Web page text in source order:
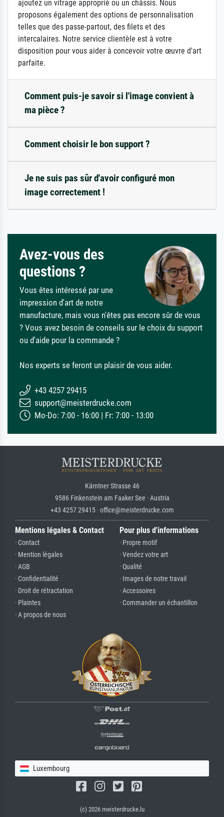
ajoutez un vitrage approprié ou un châssis. Nous
proposons également des options de personnalisation
telles que des passe-partout, des filets et des
intercalaires. Notre service clientèle est à votre
disposition pour vous aider à concevoir votre œuvre d'art
parfaite.
Comment puis-je savoir si l'image convient à
ma pièce ?
Comment choisir le bon support ?
Je ne suis pas sûr d'avoir configuré mon
image correctement !
Avez-vous des
questions ?
Vous êtes intéressé par une
impression d'art de notre
manufacture, mais vous n'êtes pas encore sûr de vous
? Vous avez besoin de conseils sur le choix du support
ou d'aide pour la commande ?
Nos experts se feront un plaisir de vous aider.
+43 4257 29415
support@meisterdrucke.com
Mo-Do: 7:00 - 16:00 | Fr: 7:00 - 13:00
Kärntner Strasse 46
9586 Finkenstein am Faaker See · Austria
+43 4257 29415 · office@meisterdrucke.com
Mentions légales & Contact
· Contact
· Mention légales
· AGB
· Confidentialité
· Droit de rétractation
· Plaintes
· A propos de nous
Pour plus d'informations
· Propre motif
· Vendez votre art
· Qualité
· Images de notre travail
· Accessoires
· Commander un échantillon
Luxembourg
(c) 2026 meisterdrucke.lu